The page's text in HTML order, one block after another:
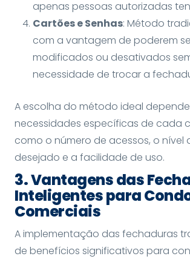
apenas pessoas autorizadas
Cartões e Senhas: Método
com a vantagem de poderem
modificados ou desativados
necessidade de trocar a
A escolha do método ideal
necessidades específicas de cada
como o número de acessos, o nível
desejado e a facilidade de uso.
3. Vantagens das
Inteligentes para
Comerciais
A implementação das fechaduras
de benefícios significativos para